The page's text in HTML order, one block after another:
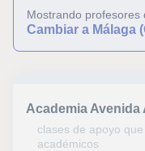
Mostrando profesores
Cambiar a Málaga
Academia Avenida
clases de apoyo
académicos